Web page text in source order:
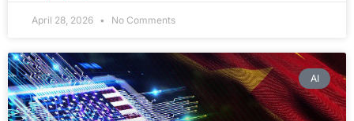
April 28, 2026 No Comments
AI